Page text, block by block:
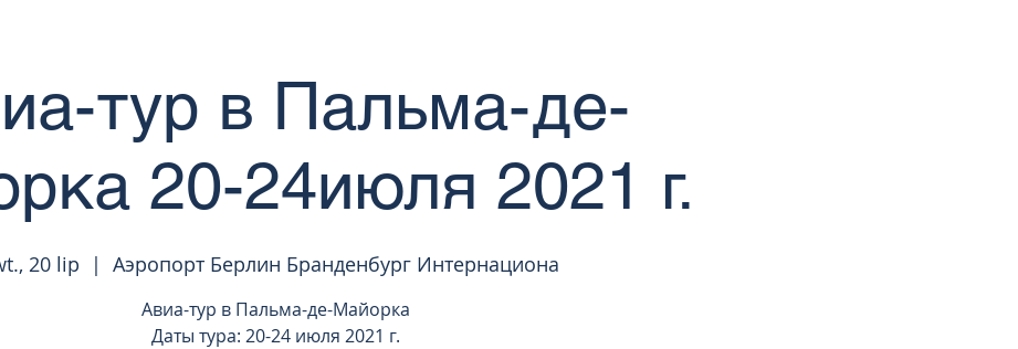
тур в Пальма-де-
20-24июля 2021 г.
20 lip
  |
Аэропорт Берлин Бранденбург Интернациона
Авиа-тур в Пальма-де-Майорка
Даты тура: 20-24 июля 2021 г.